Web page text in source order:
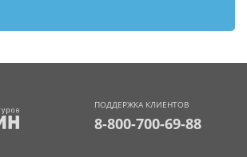
ПОДДЕРЖКА КЛИЕНТОВ
8-800-700-69-88